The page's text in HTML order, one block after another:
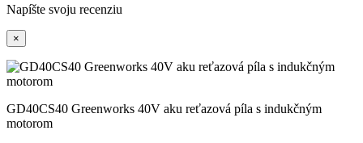
Napíšte svoju recenziu
×
GD40CS40 Greenworks 40V aku reťazová píla s indukčným
motorom